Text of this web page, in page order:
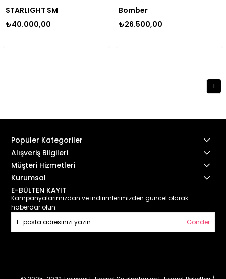
STARLIGHT SM
₺40.000,00
Bomber
₺26.500,00
1
Popüler Kategoriler
Alışveriş Bilgileri
Müşteri Hizmetleri
Kurumsal
E-BÜLTEN KAYIT
Kampanyalarımızdan ve indirimlerimizden güncel olarak
haberdar olun.
Gönder